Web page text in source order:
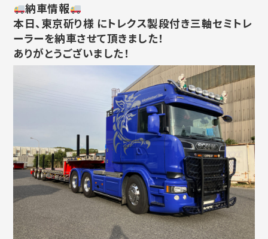
納車情報
本日、東京斫り様 にトレクス製段付き三軸セミトレ
ーラーを納車させて頂きました！
ありがとうございました！